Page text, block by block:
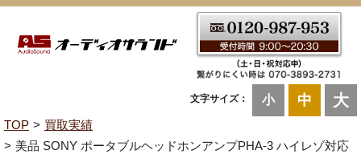
文字サイズ： 小 中 大
TOP
買取実績
美品 SONY ポータブルヘッドホンアンプPHA-3 ハイレゾ対応